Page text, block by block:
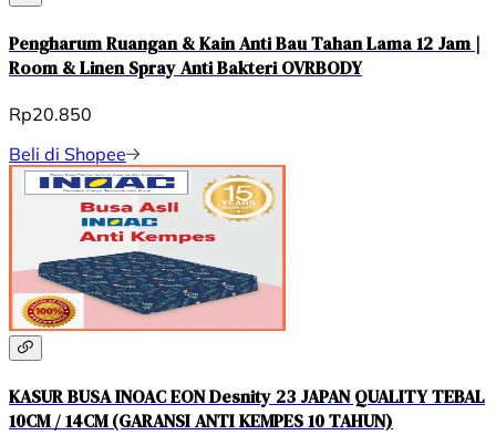
Pengharum Ruangan & Kain Anti Bau Tahan Lama 12 Jam |
Room & Linen Spray Anti Bakteri OVRBODY
Rp20.850
Beli di Shopee
KASUR BUSA INOAC EON Desnity 23 JAPAN QUALITY TEBAL
10CM / 14CM (GARANSI ANTI KEMPES 10 TAHUN)